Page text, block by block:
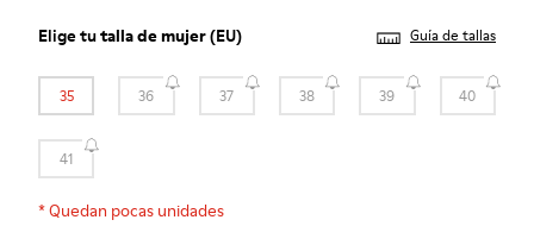
Elige tutalla de mujer(EU) Guía de tallas
35 36 37 38 39 40
41
*Quedan pocas unidades